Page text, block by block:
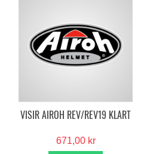
VISIR AIROH REV/REV19 KLART
671,00 kr